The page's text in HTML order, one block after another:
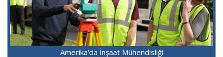
Amerika'da İnşaat Mühendisliği